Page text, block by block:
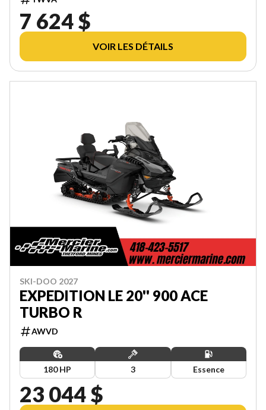
7 624 $
VOIR LES DÉTAILS
SKI-DOO 2027
EXPEDITION LE 20'' 900 ACE
TURBO R
AWVD
180 HP 3 Essence
23 044 $